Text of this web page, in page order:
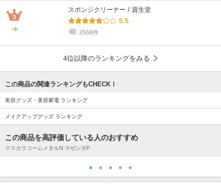
スポンジクリーナー / 資生堂
5.5
3568件
4位以降のランキングをみる
この商品の関連ランキングもCHECK！
美容グッズ・美容家電 ランキング
メイクアップグッズ ランキング
この商品を高評価している人のおすすめ
マスカラコームメタルN マゼンダP